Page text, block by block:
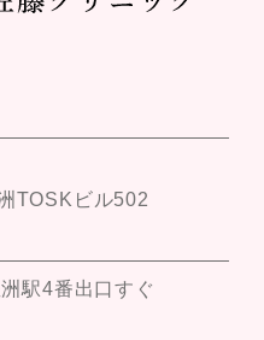
TOSKビル502
駅4番出口すぐ